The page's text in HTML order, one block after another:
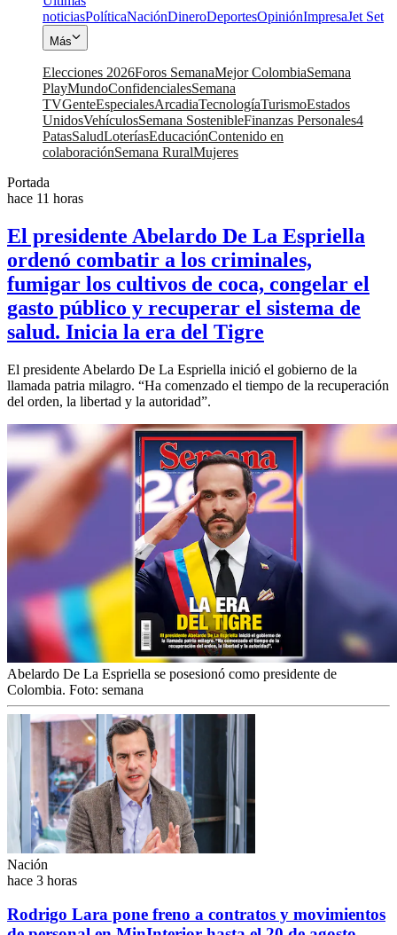
noticiasPolíticaNaciónDineroDeportesOpiniónImpresaJet Set
Más
Elecciones 2026Foros SemanaMejor ColombiaSemana
PlayMundoConfidencialesSemana
TVGenteEspecialesArcadiaTecnologíaTurismoEstados
UnidosVehículosSemana SostenibleFinanzas Personales4
PatasSaludLoteríasEducaciónContenido en
colaboraciónSemana RuralMujeres
Portada
hace 11 horas
El presidente Abelardo De La Espriella
ordenó combatir a los criminales,
fumigar los cultivos de coca, congelar el
gasto público y recuperar el sistema de
salud. Inicia la era del Tigre
El presidente Abelardo De La Espriella inició el gobierno de la
llamada patria milagro. “Ha comenzado el tiempo de la recuperación
del orden, la libertad y la autoridad”.
Abelardo De La Espriella se posesionó como presidente de
Colombia. Foto: semana
Nación
hace 3 horas
Rodrigo Lara pone freno a contratos y movimientos